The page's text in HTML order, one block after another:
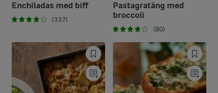
Enchiladas med biff
(337)
Pastagratäng med
broccoli
(80)